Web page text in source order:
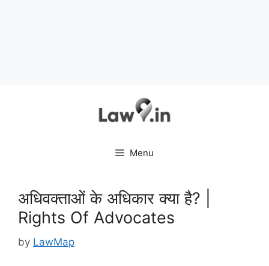
Menu
अधिवक्ताओं के अधिकार क्या है? |
Rights Of Advocates
by LawMap